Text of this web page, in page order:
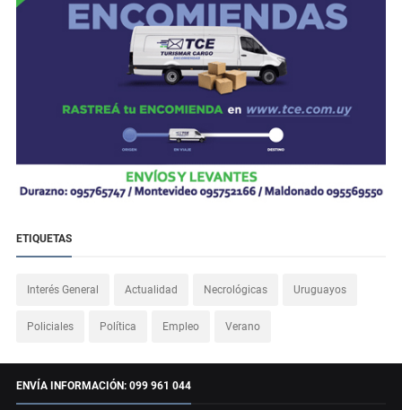
ETIQUETAS
Interés General Actualidad Necrológicas Uruguayos
Policiales Política Empleo Verano
ENVÍA INFORMACIÓN: 099 961 044